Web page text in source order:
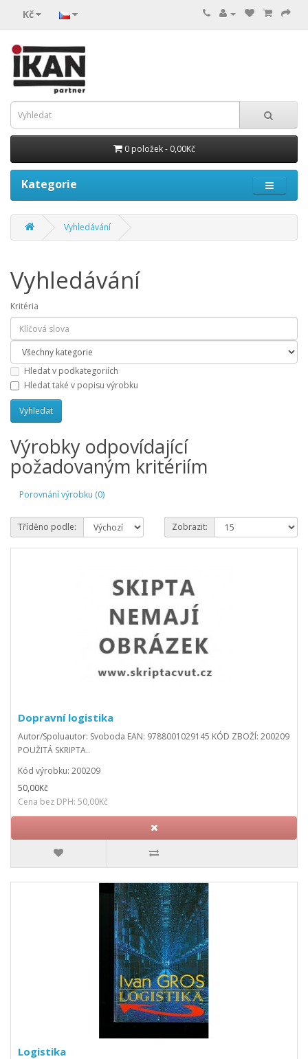
Kč
0 položek - 0,00Kč
Kategorie
Vyhledávání
Vyhledávání
Kritéria
Hledat v podkategoriích
Hledat také v popisu výrobku
Výrobky odpovídající
požadovaným kritériím
Porovnání výrobku (0)
Tříděno podle: Zobrazit:
Dopravní logistika
Autor/Spoluautor: Svoboda EAN: 9788001029145 KÓD ZBOŽÍ: 200209
POUŽITÁ SKRIPTA..
Kód výrobku: 200209
50,00Kč
Cena bez DPH: 50,00Kč
Logistika